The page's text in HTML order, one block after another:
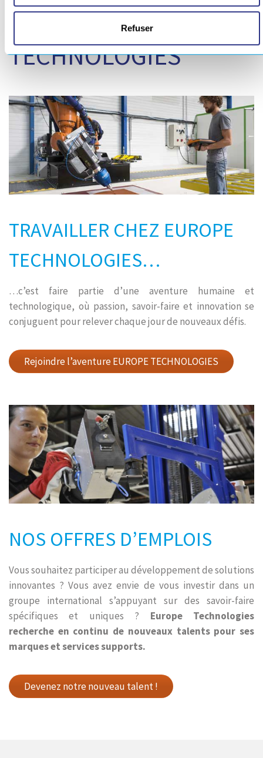
Refuser
EUROPE
TECHNOLOGIES
TRAVAILLER CHEZ EUROPE
TECHNOLOGIES…
…c’est faire partie d’une aventure humaine et
technologique, où passion, savoir-faire et innovation se
conjuguent pour relever chaque jour de nouveaux défis.
Rejoindre l’aventure EUROPE TECHNOLOGIES
NOS OFFRES D’EMPLOIS
Vous souhaitez participer au développement de solutions
innovantes ? Vous avez envie de vous investir dans un
groupe international s’appuyant sur des savoir-faire
spécifiques et uniques ? Europe Technologies
recherche en continu de nouveaux talents pour ses
marques et services supports.
Devenez notre nouveau talent !